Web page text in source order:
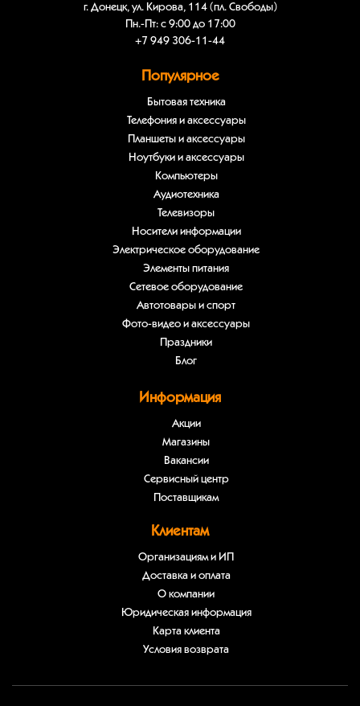
г. Донецк, ул. Кирова, 114 (пл. Свободы)
Пн.-Пт: с 9:00 до 17:00
+7 949 306-11-44
Популярное
Бытовая техника
Телефония и аксессуары
Планшеты и аксессуары
Ноутбуки и аксессуары
Компьютеры
Аудиотехника
Телевизоры
Носители информации
Электрическое оборудование
Элементы питания
Сетевое оборудование
Автотовары и спорт
Фото-видео и аксессуары
Праздники
Блог
Информация
Акции
Магазины
Вакансии
Сервисный центр
Поставщикам
Клиентам
Организациям и ИП
Доставка и оплата
О компании
Юридическая информация
Карта клиента
Условия возврата